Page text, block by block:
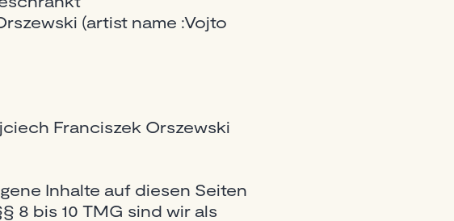
(artist name :Vojto
Franciszek Orszewski
Inhalte auf diesen Seiten
8 bis 10 TMG sind wir als